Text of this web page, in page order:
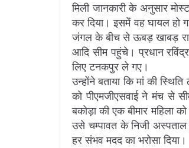
मिली जानकारी के अनुसार
कर दिया। इसमें वह घायल हो
जंगल के बीच से ऊबड़ खाबड़
आदि सीम पहुंचे। प्रधान
लिए टनकपुर ले गए।
उन्होंने बताया कि मां की
को पीएमजीएसवाई ने मंच से
बकोड़ा की एक बीमार महिला
उसे चम्पावत के निजी अस्पताल
हर संभव मदद का भरोसा दिया।